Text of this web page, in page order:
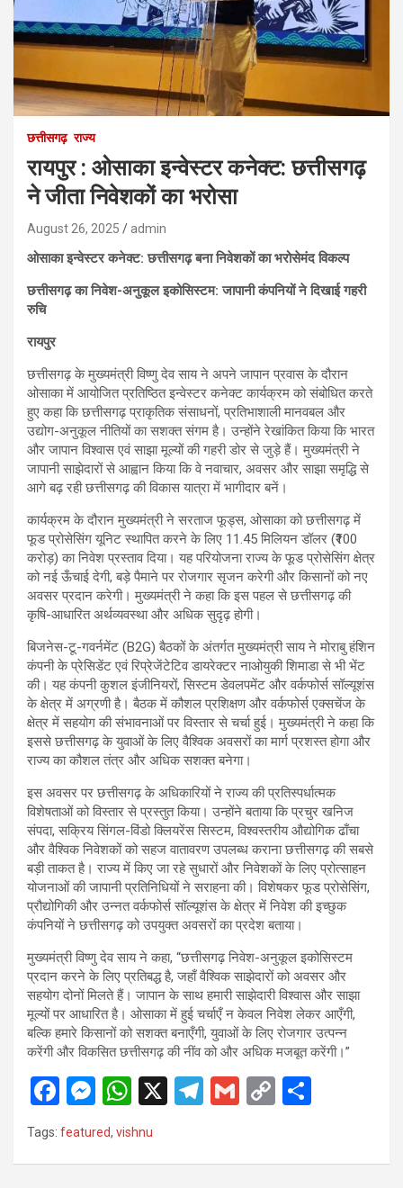
छत्तीसगढ़ राज्य
रायपुर : ओसाका इन्वेस्टर कनेक्ट: छत्तीसगढ़
ने जीता निवेशकों का भरोसा
August 26, 2025 admin
ओसाका इन्वेस्टर कनेक्ट: छत्तीसगढ़ बना निवेशकों का भरोसेमंद विकल्प
छत्तीसगढ़ का निवेश-अनुकूल इकोसिस्टम: जापानी कंपनियों ने दिखाई गहरी
रुचि
रायपुर
छत्तीसगढ़ के मुख्यमंत्री विष्णु देव साय ने अपने जापान प्रवास के दौरान
ओसाका में आयोजित प्रतिष्ठित इन्वेस्टर कनेक्ट कार्यक्रम को संबोधित करते
हुए कहा कि छत्तीसगढ़ प्राकृतिक संसाधनों, प्रतिभाशाली मानवबल और
उद्योग-अनुकूल नीतियों का सशक्त संगम है। उन्होंने रेखांकित किया कि भारत
और जापान विश्वास एवं साझा मूल्यों की गहरी डोर से जुड़े हैं। मुख्यमंत्री ने
जापानी साझेदारों से आह्वान किया कि वे नवाचार, अवसर और साझा समृद्धि से
आगे बढ़ रही छत्तीसगढ़ की विकास यात्रा में भागीदार बनें।
कार्यक्रम के दौरान मुख्यमंत्री ने सरताज फूड्स, ओसाका को छत्तीसगढ़ में
फूड प्रोसेसिंग यूनिट स्थापित करने के लिए 11.45 मिलियन डॉलर (₹100
करोड़) का निवेश प्रस्ताव दिया। यह परियोजना राज्य के फूड प्रोसेसिंग क्षेत्र
को नई ऊँचाई देगी, बड़े पैमाने पर रोजगार सृजन करेगी और किसानों को नए
अवसर प्रदान करेगी। मुख्यमंत्री ने कहा कि इस पहल से छत्तीसगढ़ की
कृषि-आधारित अर्थव्यवस्था और अधिक सुदृढ़ होगी।
बिजनेस-टू-गवर्नमेंट (B2G) बैठकों के अंतर्गत मुख्यमंत्री साय ने मोराबु हंशिन
कंपनी के प्रेसिडेंट एवं रिप्रेजेंटेटिव डायरेक्टर नाओयुकी शिमाडा से भी भेंट
की। यह कंपनी कुशल इंजीनियरों, सिस्टम डेवलपमेंट और वर्कफोर्स सॉल्यूशंस
के क्षेत्र में अग्रणी है। बैठक में कौशल प्रशिक्षण और वर्कफोर्स एक्सचेंज के
क्षेत्र में सहयोग की संभावनाओं पर विस्तार से चर्चा हुई। मुख्यमंत्री ने कहा कि
इससे छत्तीसगढ़ के युवाओं के लिए वैश्विक अवसरों का मार्ग प्रशस्त होगा और
राज्य का कौशल तंत्र और अधिक सशक्त बनेगा।
इस अवसर पर छत्तीसगढ़ के अधिकारियों ने राज्य की प्रतिस्पर्धात्मक
विशेषताओं को विस्तार से प्रस्तुत किया। उन्होंने बताया कि प्रचुर खनिज
संपदा, सक्रिय सिंगल-विंडो क्लियरेंस सिस्टम, विश्वस्तरीय औद्योगिक ढाँचा
और वैश्विक निवेशकों को सहज वातावरण उपलब्ध कराना छत्तीसगढ़ की सबसे
बड़ी ताकत है। राज्य में किए जा रहे सुधारों और निवेशकों के लिए प्रोत्साहन
योजनाओं की जापानी प्रतिनिधियों ने सराहना की। विशेषकर फूड प्रोसेसिंग,
प्रौद्योगिकी और उन्नत वर्कफोर्स सॉल्यूशंस के क्षेत्र में निवेश की इच्छुक
कंपनियों ने छत्तीसगढ़ को उपयुक्त अवसरों का प्रदेश बताया।
मुख्यमंत्री विष्णु देव साय ने कहा, “छत्तीसगढ़ निवेश-अनुकूल इकोसिस्टम
प्रदान करने के लिए प्रतिबद्ध है, जहाँ वैश्विक साझेदारों को अवसर और
सहयोग दोनों मिलते हैं। जापान के साथ हमारी साझेदारी विश्वास और साझा
मूल्यों पर आधारित है। ओसाका में हुई चर्चाएँ न केवल निवेश लेकर आएँगी,
बल्कि हमारे किसानों को सशक्त बनाएँगी, युवाओं के लिए रोजगार उत्पन्न
करेंगी और विकसित छत्तीसगढ़ की नींव को और अधिक मजबूत करेंगी।”
F
a
ce
M
es
se
W
h
at
X
T
G
C
Tags: featured, vishnu